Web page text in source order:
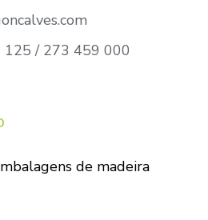
125 / 273 459 000
de madeira